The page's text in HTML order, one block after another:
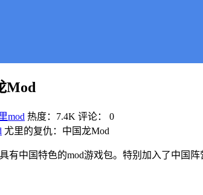
Mod
mod 热度：7.4K 评论：
0
尤里的复仇：中国龙Mod
有中国特色的mod游戏包。特别加入了中国